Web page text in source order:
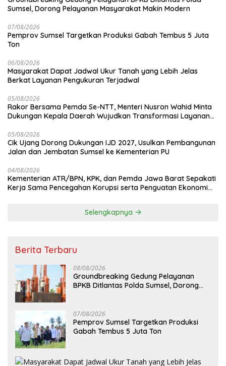
Sumsel, Dorong Pelayanan Masyarakat Makin Modern
07/08/2026
Pemprov Sumsel Targetkan Produksi Gabah Tembus 5 Juta
Ton
06/08/2026
Masyarakat Dapat Jadwal Ukur Tanah yang Lebih Jelas
Berkat Layanan Pengukuran Terjadwal
05/08/2026
Rakor Bersama Pemda Se-NTT, Menteri Nusron Wahid Minta
Dukungan Kepala Daerah Wujudkan Transformasi Layanan
05/08/2026
Cik Ujang Dorong Dukungan IJD 2027, Usulkan Pembangunan
Jalan dan Jembatan Sumsel ke Kementerian PU
04/08/2026
Kementerian ATR/BPN, KPK, dan Pemda Jawa Barat Sepakati
Kerja Sama Pencegahan Korupsi serta Penguatan Ekonomi
Selengkapnya
Berita Terbaru
08/08/2026
Groundbreaking Gedung Pelayanan
BPKB Ditlantas Polda Sumsel, Dorong
07/08/2026
Pemprov Sumsel Targetkan Produksi
Gabah Tembus 5 Juta Ton